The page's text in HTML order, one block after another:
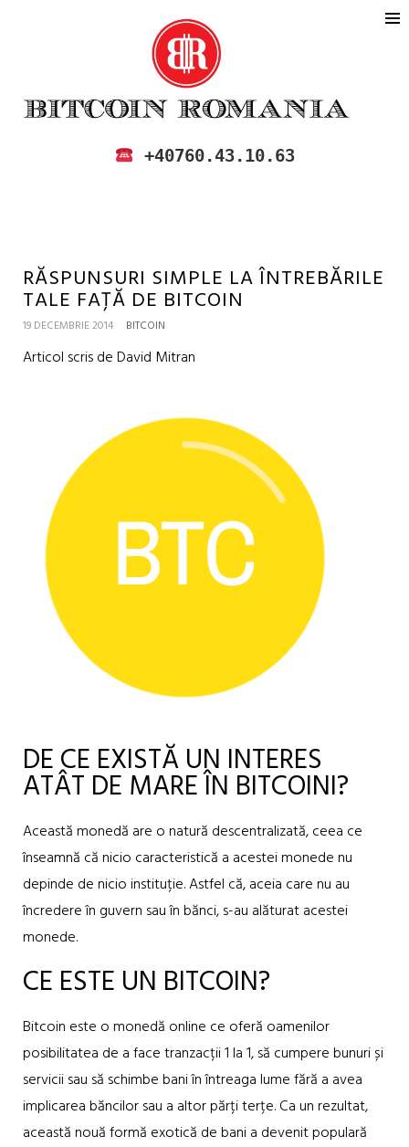
BITCOIN ROMANIA
CUMPARA SI VINDE BITCOIN IN
+40760.43.10.63
RĂSPUNSURI SIMPLE LA ÎNTREBĂRILE
TALE FAȚĂ DE BITCOIN
19 DECEMBRIE 2014 BITCOIN
Articol scris de David Mitran
DE CE EXISTĂ UN INTERES
ATÂT DE MARE ÎN BITCOINI?
Această monedă are o natură descentralizată, ceea ce
înseamnă că nicio caracteristică a acestei monede nu
depinde de nicio instituție. Astfel că, aceia care nu au
încredere în guvern sau în bănci, s-au alăturat acestei
monede.
CE ESTE UN BITCOIN?
Bitcoin este o monedă online ce oferă oamenilor
posibilitatea de a face tranzacții 1 la 1, să cumpere bunuri și
servicii sau să schimbe bani în întreaga lume fără a avea
implicarea băncilor sau a altor părți terțe. Ca un rezultat,
această nouă formă exotică de bani a devenit populară